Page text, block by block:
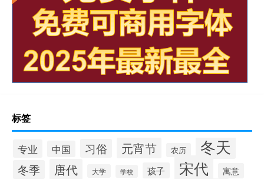
标签
专业 中国 习俗 元宵节 农历 冬天
冬季 唐代 大学 学校 孩子 宋代 寓意